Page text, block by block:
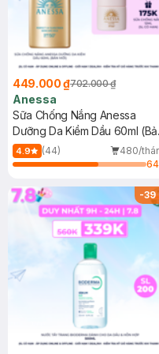
449.000 ₫702.000 ₫
Anessa
Sữa Chống Nắng Anessa
Dưỡng Da Kiềm Dầu 60ml
Mới)
4.9 (44)
480/
64
-39